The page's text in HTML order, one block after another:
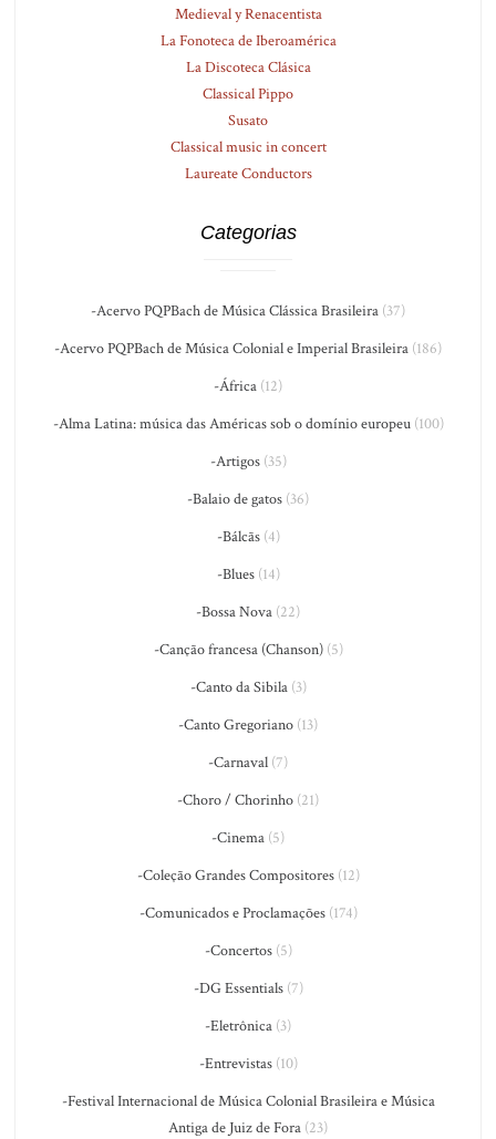
Medieval y Renacentista
La Fonoteca de Iberoamérica
La Discoteca Clásica
Classical Pippo
Susato
Classical music in concert
Laureate Conductors
Categorias
-Acervo PQPBach de Música Clássica Brasileira (37)
-Acervo PQPBach de Música Colonial e Imperial Brasileira (186)
-África (12)
-Alma Latina: música das Américas sob o domínio europeu(100)
-Artigos(35)
-Balaio de gatos (36)
-Bálcãs(4)
-Blues(14)
-Bossa Nova (22)
-Canção francesa (Chanson)(5)
-Canto da Sibila(3)
-Canto Gregoriano (13)
-Carnaval (7)
-Choro / Chorinho (21)
-Cinema (5)
-Coleção Grandes Compositores(12)
-Comunicados e Proclamações(174)
-Concertos(5)
-DG Essentials(7)
-Eletrônica (3)
-Entrevistas(10)
-Festival Internacional de Música Colonial Brasileira e Música
Antiga de Juiz de Fora (23)